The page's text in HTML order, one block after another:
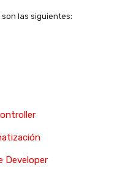
las siguientes:
Developer